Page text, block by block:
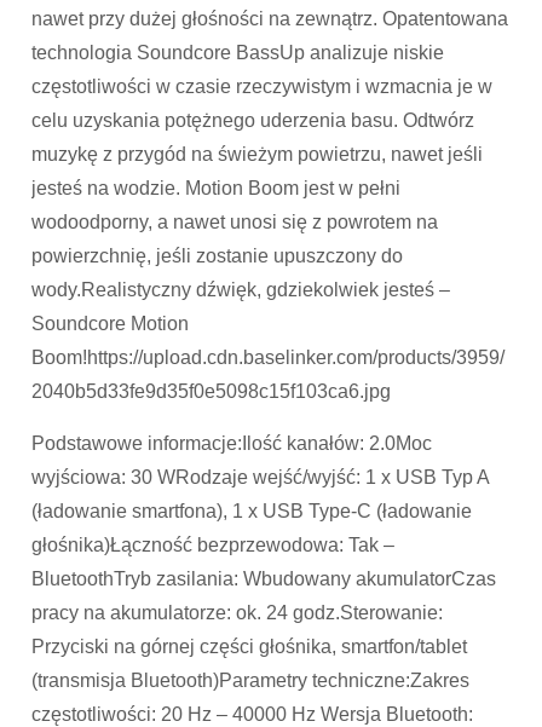
nawet przy dużej głośności na zewnątrz. Opatentowana
technologia Soundcore BassUp analizuje niskie
częstotliwości w czasie rzeczywistym i wzmacnia je w
celu uzyskania potężnego uderzenia basu. Odtwórz
muzykę z przygód na świeżym powietrzu, nawet jeśli
jesteś na wodzie. Motion Boom jest w pełni
wodoodporny, a nawet unosi się z powrotem na
powierzchnię, jeśli zostanie upuszczony do
wody.Realistyczny dźwięk, gdziekolwiek jesteś –
Soundcore Motion
Boom!https://upload.cdn.baselinker.com/products/3959/
2040b5d33fe9d35f0e5098c15f103ca6.jpg
Podstawowe informacje:Ilość kanałów: 2.0Moc
wyjściowa: 30 WRodzaje wejść/wyjść: 1 x USB Typ A
(ładowanie smartfona), 1 x USB Type-C (ładowanie
głośnika)Łączność bezprzewodowa: Tak –
BluetoothTryb zasilania: Wbudowany akumulatorCzas
pracy na akumulatorze: ok. 24 godz.Sterowanie:
Przyciski na górnej części głośnika, smartfon/tablet
(transmisja Bluetooth)Parametry techniczne:Zakres
częstotliwości: 20 Hz – 40000 Hz Wersja Bluetooth: